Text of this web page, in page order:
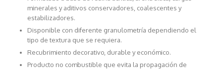
minerales y aditivos conservadores, coalescentes y
estabilizadores.
Disponible con diferente granulometría dependiendo el
tipo de textura que se requiera.
Recubrimiento decorativo, durable y económico.
Producto no combustible que evita la propagación de